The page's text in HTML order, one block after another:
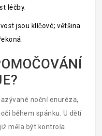
léčby.
jsou klíčové; většina
noční enuréza,
během spánku. U dětí
měla být kontrola